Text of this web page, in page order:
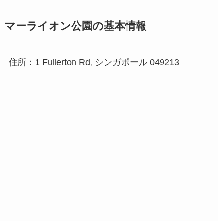
マーライオン公園の基本情報
住所：1 Fullerton Rd, シンガポール 049213